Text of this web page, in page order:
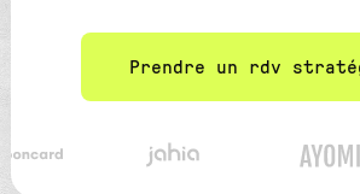
Prendre un rdv